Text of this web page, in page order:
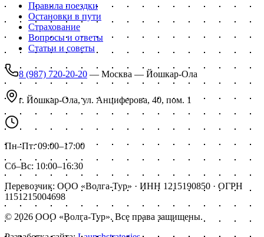
Правила поездки
Остановки в пути
Страхование
Вопросы и ответы
Статьи и советы
8 (987) 720-20-20 — Москва — Йошкар-Ола
г. Йошкар-Ола, ул. Анциферова, 40, пом. 1
Пн–Пт:09:00–17:00
Сб–Вс: 10:00–16:30
Перевозчик: ООО «Волга-Тур» · ИНН 1215190850 · ОГРН
1151215004698
© 2026 ООО «Волга-Тур». Все права защищены.